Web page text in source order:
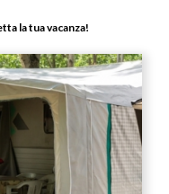
la tua vacanza!